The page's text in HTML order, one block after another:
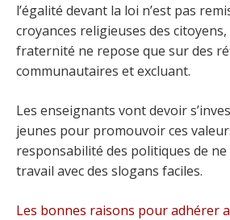
l’égalité devant la loi n’est pas
croyances religieuses des
fraternité ne repose que sur des
communautaires et excluant.
Les enseignants vont devoir
jeunes pour promouvoir ces
responsabilité des politiques de ne
travail avec des slogans faciles.
Les bonnes raisons pour adhérer